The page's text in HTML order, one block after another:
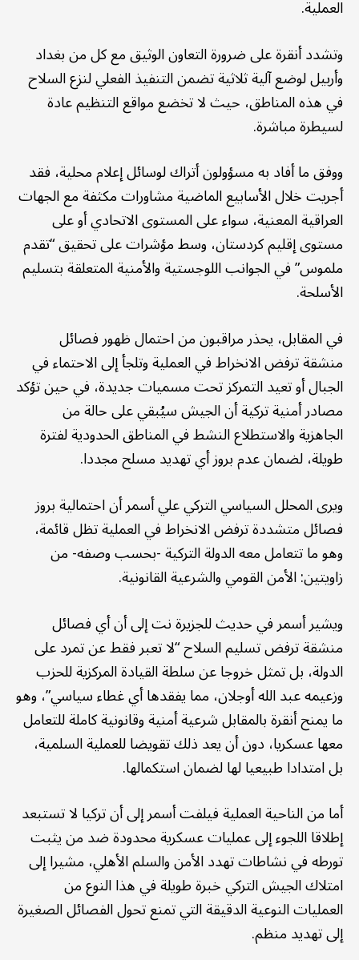
العملية.
وتشدد أنقرة على ضرورة التعاون الوثيق مع كل من بغداد
وأربيل لوضع آلية ثلاثية تضمن التنفيذ الفعلي لنزع السلاح
في هذه المناطق، حيث لا تخضع مواقع التنظيم عادة
لسيطرة مباشرة.
ووفق ما أفاد به مسؤولون أتراك لوسائل إعلام محلية، فقد
أجريت خلال الأسابيع الماضية مشاورات مكثفة مع الجهات
العراقية المعنية، سواء على المستوى الاتحادي أو على
مستوى إقليم كردستان، وسط مؤشرات على تحقيق “تقدم
ملموس” في الجوانب اللوجستية والأمنية المتعلقة بتسليم
الأسلحة.
في المقابل، يحذر مراقبون من احتمال ظهور فصائل
منشقة ترفض الانخراط في العملية وتلجأ إلى الاحتماء في
الجبال أو تعيد التمركز تحت مسميات جديدة، في حين تؤكد
مصادر أمنية تركية أن الجيش سيُبقي على حالة من
الجاهزية والاستطلاع النشط في المناطق الحدودية لفترة
طويلة، لضمان عدم بروز أي تهديد مسلح مجددا.
ويرى المحلل السياسي التركي علي أسمر أن احتمالية بروز
فصائل متشددة ترفض الانخراط في العملية تظل قائمة،
وهو ما تتعامل معه الدولة التركية -بحسب وصفه- من
زاويتين: الأمن القومي والشرعية القانونية.
ويشير أسمر في حديث للجزيرة نت إلى أن أي فصائل
منشقة ترفض تسليم السلاح “لا تعبر فقط عن تمرد على
الدولة، بل تمثل خروجا عن سلطة القيادة المركزية للحزب
وزعيمه عبد الله أوجلان، مما يفقدها أي غطاء سياسي”، وهو
ما يمنح أنقرة بالمقابل شرعية أمنية وقانونية كاملة للتعامل
معها عسكريا، دون أن يعد ذلك تقويضا للعملية السلمية،
بل امتدادا طبيعيا لها لضمان استكمالها.
أما من الناحية العملية فيلفت أسمر إلى أن تركيا لا تستبعد
إطلاقا اللجوء إلى عمليات عسكرية محدودة ضد من يثبت
تورطه في نشاطات تهدد الأمن والسلم الأهلي، مشيرا إلى
امتلاك الجيش التركي خبرة طويلة في هذا النوع من
العمليات النوعية الدقيقة التي تمنع تحول الفصائل الصغيرة
إلى تهديد منظم.